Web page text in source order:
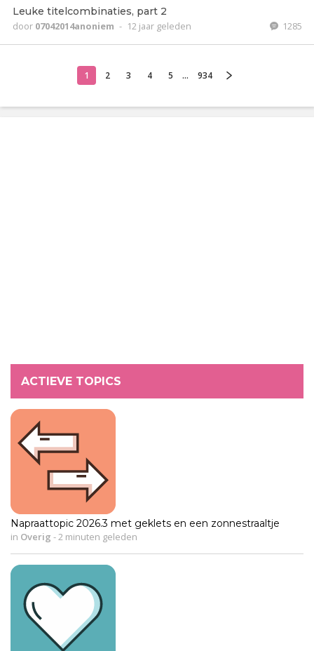
Leuke titelcombinaties, part 2
door 07042014anoniem - 12 jaar geleden 1285
1 2 3 4 5 ... 934
ACTIEVE TOPICS
Napraattopic 2026.3 met geklets en een zonnestraaltje
in Overig - 2 minuten geleden